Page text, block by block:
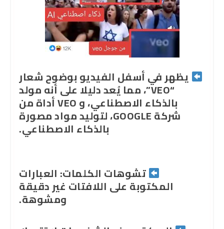
يظهر في أسفل الفيديو بوضوح شعار
“VEO”، مما يُعد دليلا على أنه مولد
بالذكاء الاصطناعي، و VEO أداة من
شركة GOOGLE، لتوليد مواد مصورة
بالذكاء الاصطناعي.
تشوهات الكلمات: العبارات
المكتوبة على اللافتات غير دقيقة
ومشوهة.